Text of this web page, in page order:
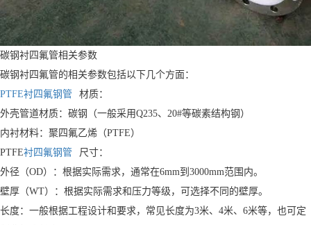
碳钢衬四氟管相关参数
碳钢衬四氟管的相关参数包括以下几个方面：
PTFE衬四氟钢管
材质：
外壳管道材质：碳钢（一般采用Q235、20#等碳素结构钢）
内衬材料：聚四氟乙烯（PTFE）
PTFE衬四氟钢管
尺寸：
外径（OD）：根据实际需求，通常在6mm到3000mm范围内。
壁厚（WT）：根据实际需求和压力等级，可选择不同的壁厚。
长度：一般根据工程设计和要求，常见长度为3米、4米、6米等，也可定